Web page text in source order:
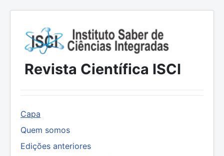
Revista Científica ISCI
Capa
Quem somos
Edições anteriores